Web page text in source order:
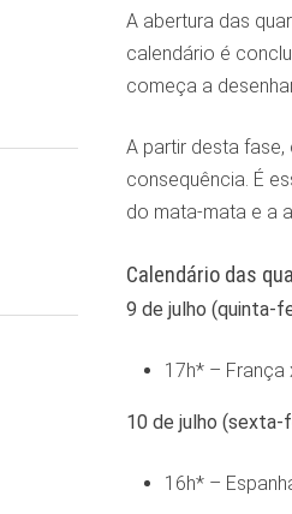
A abertura das
calendário é
começa a
A partir desta
consequência. É
do mata-mata e a
Calendário das
9 de julho (quinta-
17h* – França
10 de julho (sexta-
16h* –